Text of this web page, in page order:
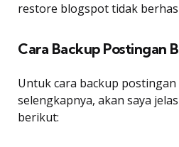
restore blogspot tidak
Cara Backup Postingan
Untuk cara backup
selengkapnya, akan saya
berikut: